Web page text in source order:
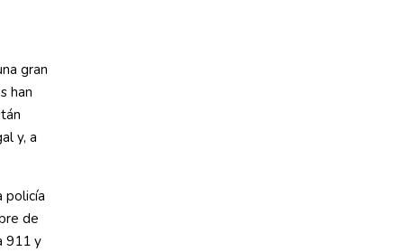
gran
han
y, a
policía
de
911 y